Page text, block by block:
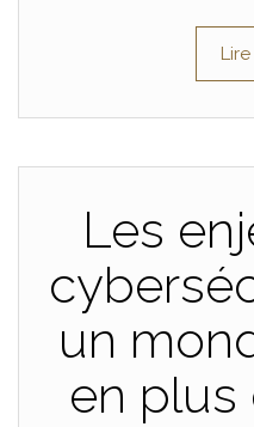
Les
un
en plus